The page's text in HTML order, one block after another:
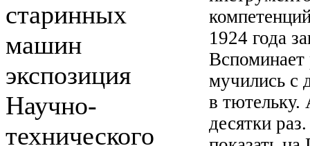
старинных
машин
экспозиция
Научно-
технического
1924 года
мучились с
в тютельку.
десятки